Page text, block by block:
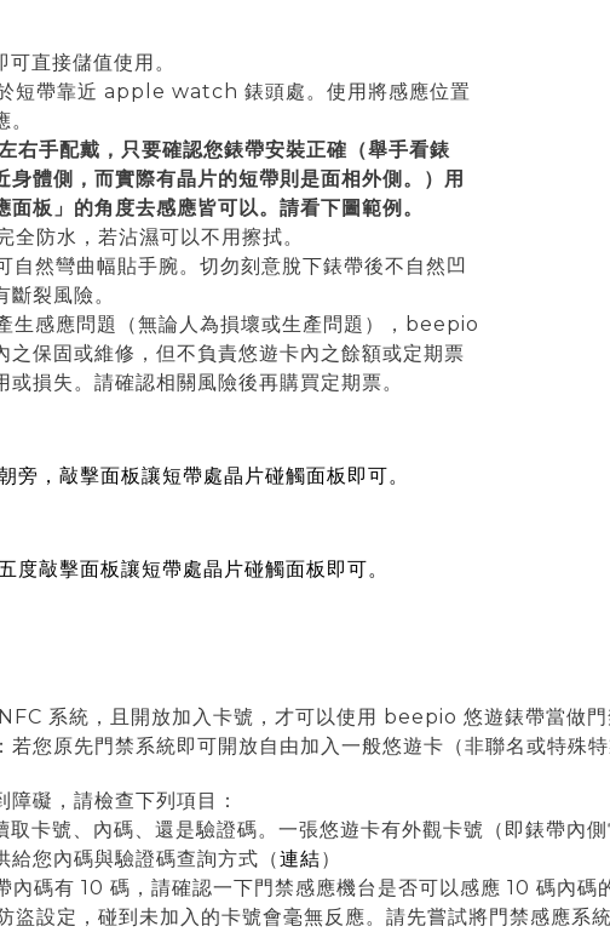
直接儲值使用。
短帶靠近 apple watch 錶頭處。使用將感應位置
右手配戴，只要確認您錶帶安裝正確（舉手看錶
身體側，而實際有晶片的短帶則是面相外側。）用
面板」的角度去感應皆可以。請看下圖範例。
全防水，若沾濕可以不用擦拭。
自然彎曲幅貼手腕。切勿刻意脫下錶帶後不自然凹
裂風險。
生感應問題（無論人為損壞或生產問題 ），beepio
之保固或維修，但不負責悠遊卡內之餘額或定期票
或損失。請確認相關風險後再購買定期票。
旁，敲擊面板讓短帶處晶片碰觸面板即可。
度敲擊面板讓短帶處晶片碰觸面板即可。
系統，且開放加入卡號，才可以使用 beepio 悠遊錶帶當做門
若您原先門禁系統即可開放自由加入一般悠遊卡（非聯名或特殊
障礙，請檢查下列項目：
取卡號、內碼、還是驗證碼。一張悠遊卡有外觀卡號（即錶帶內
給您內碼與驗證碼查詢方式（連結）
碼有 10 碼，請確認一下門禁感應機台是否可以感應 10 碼內碼
盜設定，碰到未加入的卡號會毫無反應。請先嘗試將門禁感應系